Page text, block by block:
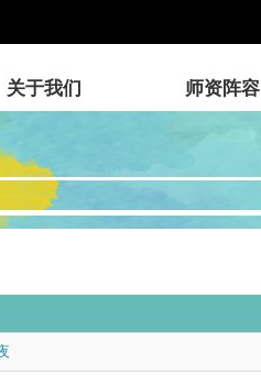
关于我们 师资阵容